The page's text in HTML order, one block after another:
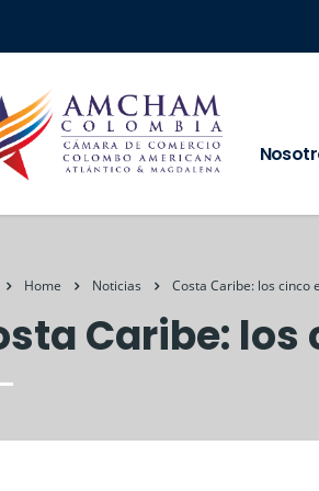
Home Noticias Costa Caribe: los cinco
Caribe: